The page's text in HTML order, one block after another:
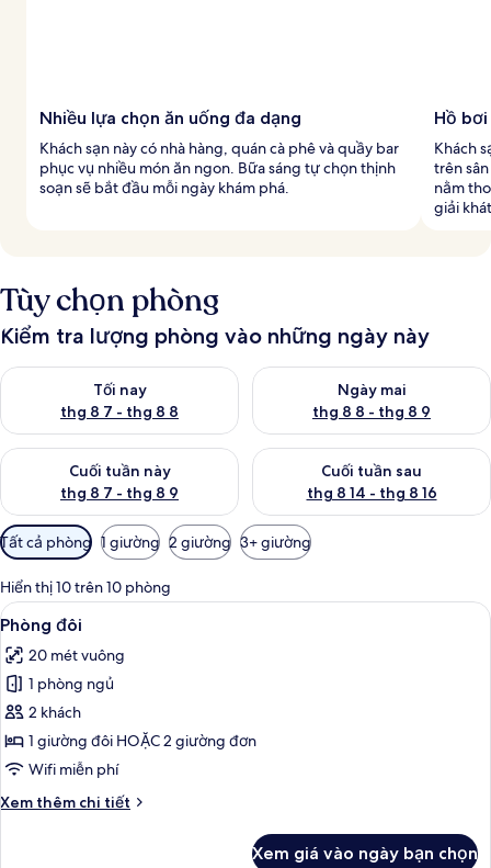
Nhiều lựa chọn ăn uống đa dạng
Khách sạn này có nhà hàng, quán cà phê và quầy bar
phục vụ nhiều món ăn ngon. Bữa sáng tự chọn thịnh
soạn sẽ bắt đầu mỗi ngày khám phá.
Hồ
Khách
trên
nằm
giải
Tùy chọn phòng
Kiểm tra lượng phòng vào những ngày này
Tối nay
thg 8 7 - thg 8 8
Kiểm tra lượng phòng tối nay từ thg 8 7 - thg 8 8
Ngày mai
thg 8 8 - thg 8 9
Kiểm tra lượng phòng ngày
Cuối tuần này
thg 8 7 - thg 8 9
Kiểm tra lượng phòng cuối tuần này từ thg 8 7 - thg 8 9
Cuối tuần sau
thg 8 14 - thg 8 16
Kiểm tra lượng phòng cuối
Bộ
lọc
có
thể
dùng
để
lọc
tìm
phòng
Tất cả phòng 1 giường 2 giường 3+ giường
Hiển thị 10 trên 10 phòng
Xem
tất
cả
ảnh
Phòng
đôi
Minibar, bàn, màn/rèm cản sáng,
9
Phòng đôi
20 mét vuông
1 phòng ngủ
2 khách
1 giường đôi HOẶC 2 giường đơn
Wifi miễn phí
Xem thêm chi tiết
Chi
Xem giá vào ngày bạn chọn